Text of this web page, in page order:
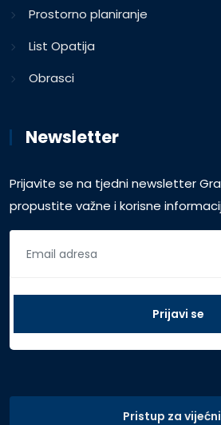
Prostorno planiranje
List Opatija
Obrasci
Newsletter
Prijavite se na tjedni newsletter
propustite važne i korisne
Pristup za